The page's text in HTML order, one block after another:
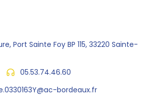
Port Sainte Foy BP 115, 33220 Sainte-
05.53.74.46.60
bordeaux.fr